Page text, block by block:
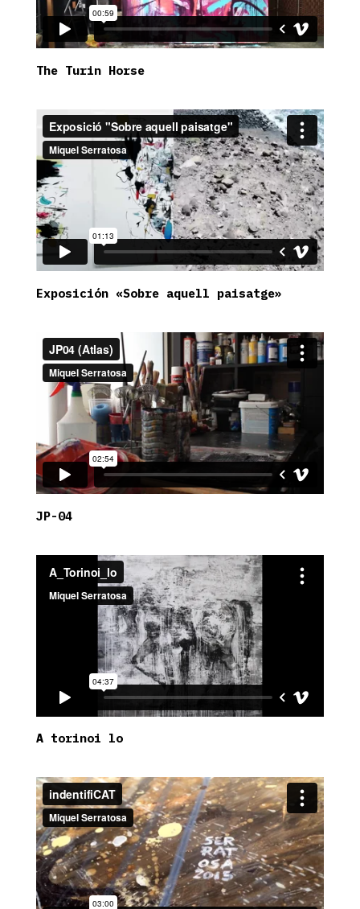
The Turin Horse
Exposición «Sobre aquell paisatge»
JP-04
A torinoi lo